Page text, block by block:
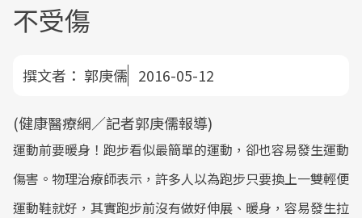
不受傷
撰文者： 郭庚儒 2016-05-12
(健康醫療網／記者郭庚儒報導)
運動前要暖身！跑步看似最簡單的運動，卻也容易發生運動
傷害。物理治療師表示，許多人以為跑步只要換上一雙輕便
運動鞋就好，其實跑步前沒有做好伸展、暖身，容易發生拉